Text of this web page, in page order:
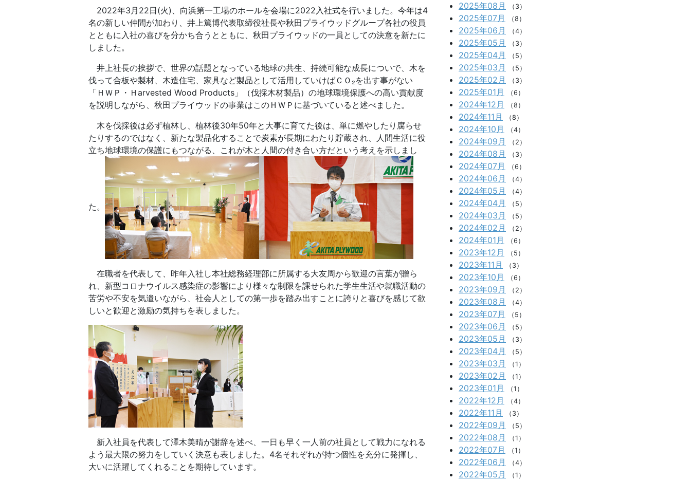
2022年3月22日(火)、向浜第一工場のホールを会場に2022入社式を行いました。今年は4
名の新しい仲間が加わり、井上篤博代表取締役社長や秋田プライウッドグループ各社の役員
とともに入社の喜びを分かち合うとともに、秋田プライウッドの一員としての決意を新たに
しました。
井上社長の挨拶で、世界の話題となっている地球の共生、持続可能な成長についで、木を
伐って合板や製材、木造住宅、家具など製品として活用していけばＣＯ₂を出す事がない
「ＨＷＰ・Ｈarvested Wood Products」（伐採木材製品）の地球環境保護への高い貢献度
を説明しながら、秋田プライウッドの事業はこのＨＷＰに基づいていると述べました。
木を伐採後は必ず植林し、植林後30年50年と大事に育てた後は、単に燃やしたり腐らせ
たりするのではなく、新たな製品化することで炭素が長期にわたり貯蔵され、人間生活に役
立ち地球環境の保護にもつながる、これが木と人間の付き合い方だという考えを示しまし
た。
在職者を代表して、昨年入社し本社総務経理部に所属する大友周から歓迎の言葉が贈ら
れ、新型コロナウイルス感染症の影響により様々な制限を課せられた学生生活や就職活動の
苦労や不安を気遣いながら、社会人としての第一歩を踏み出すことに誇りと喜びを感じて欲
しいと歓迎と激励の気持ちを表しました。
新入社員を代表して澤木美晴が謝辞を述べ、一日も早く一人前の社員として戦力になれる
よう最大限の努力をしていく決意も表しました。4名それぞれが持つ個性を充分に発揮し、
大いに活躍してくれることを期待しています。
2025年08月 （3）
2025年07月 （8）
2025年06月 （4）
2025年05月 （3）
2025年04月 （5）
2025年03月 （5）
2025年02月 （3）
2025年01月 （6）
2024年12月 （8）
2024年11月 （8）
2024年10月 （4）
2024年09月 （2）
2024年08月 （3）
2024年07月 （6）
2024年06月 （4）
2024年05月 （4）
2024年04月 （5）
2024年03月 （5）
2024年02月 （2）
2024年01月 （6）
2023年12月 （5）
2023年11月 （3）
2023年10月 （6）
2023年09月 （2）
2023年08月 （4）
2023年07月 （5）
2023年06月 （5）
2023年05月 （3）
2023年04月 （5）
2023年03月 （1）
2023年02月 （1）
2023年01月 （1）
2022年12月 （4）
2022年11月 （3）
2022年09月 （5）
2022年08月 （1）
2022年07月 （1）
2022年06月 （4）
2022年05月 （1）